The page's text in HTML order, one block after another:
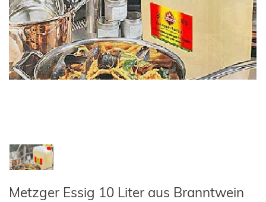
Metzger Essig 10 Liter aus Branntwein